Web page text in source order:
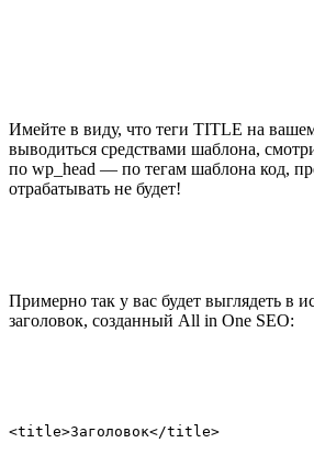
Имейте в виду, что теги TITLE на
выводиться средствами шаблона,
по wp_head — по тегам шаблона код,
отрабатывать не будет!
Примерно так у вас будет выглядеть в
заголовок, созданный All in One SEO:
<title>Заголовок</title>